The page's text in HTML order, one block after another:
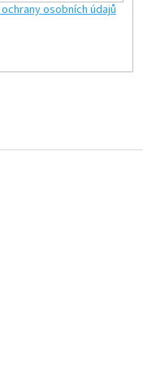
osobních údajů